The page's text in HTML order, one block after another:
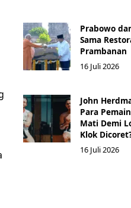
Prabowo
Sama
Prambanan
16 Juli 2026
John
Para
Mati Demi
Klok
16 Juli 2026